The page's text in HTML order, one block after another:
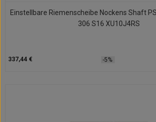
Einstellbare Riemenscheibe Nockens Shaft
306 S16 XU10J4RS
337,44 € -5%